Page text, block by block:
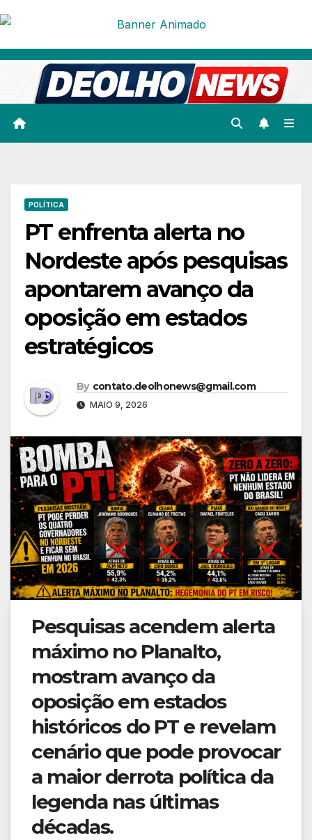
Skip
content
POLÍTICA
PT enfrenta alerta no
Nordeste após pesquisas
apontarem avanço da
oposição em estados
estratégicos
By contato.deolhonews@gmail.com
MAIO 9, 2026
Pesquisas acendem alerta
máximo no Planalto,
mostram avanço da
oposição em estados
históricos do PT e revelam
cenário que pode provocar
a maior derrota política da
legenda nas últimas
décadas.